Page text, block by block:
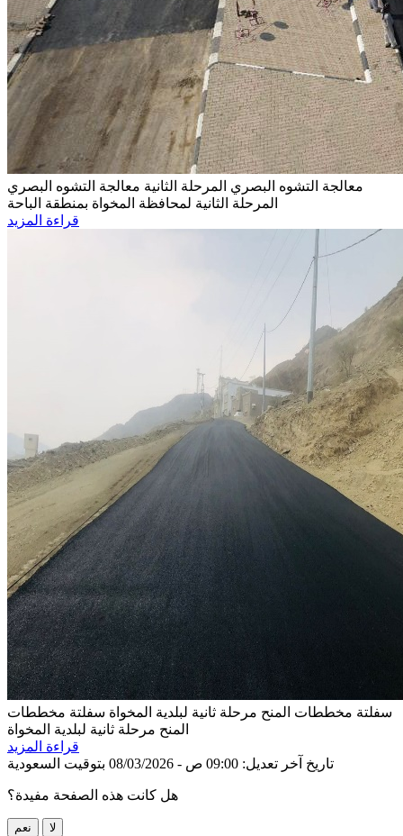
معالجة التشوه البصري المرحلة الثانية معالجة التشوه البصري
المرحلة الثانية لمحافظة المخواة بمنطقة الباحة
قراءة المزيد
سفلتة مخططات المنح مرحلة ثانية لبلدية المخواة سفلتة مخططات
المنح مرحلة ثانية لبلدية المخواة
قراءة المزيد
تاريخ آخر تعديل: 09:00 ص - 08/03/2026 بتوقيت السعودية
هل كانت هذه الصفحة مفيدة؟
نعم لا